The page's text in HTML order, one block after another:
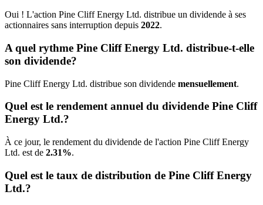
Oui ! L'action Pine Cliff Energy Ltd. distribue un dividende à ses
actionnaires sans interruption depuis 2022.
A quel rythme Pine Cliff Energy Ltd. distribue-t-elle
son dividende?
Pine Cliff Energy Ltd. distribue son dividende mensuellement.
Quel est le rendement annuel du dividende Pine Cliff
Energy Ltd.?
À ce jour, le rendement du dividende de l'action Pine Cliff Energy
Ltd. est de 2.31%.
Quel est le taux de distribution de Pine Cliff Energy
Ltd.?